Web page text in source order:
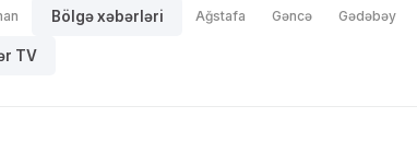
Bölgə xəbərləri Ağstafa Gəncə Gədəbəy
TV